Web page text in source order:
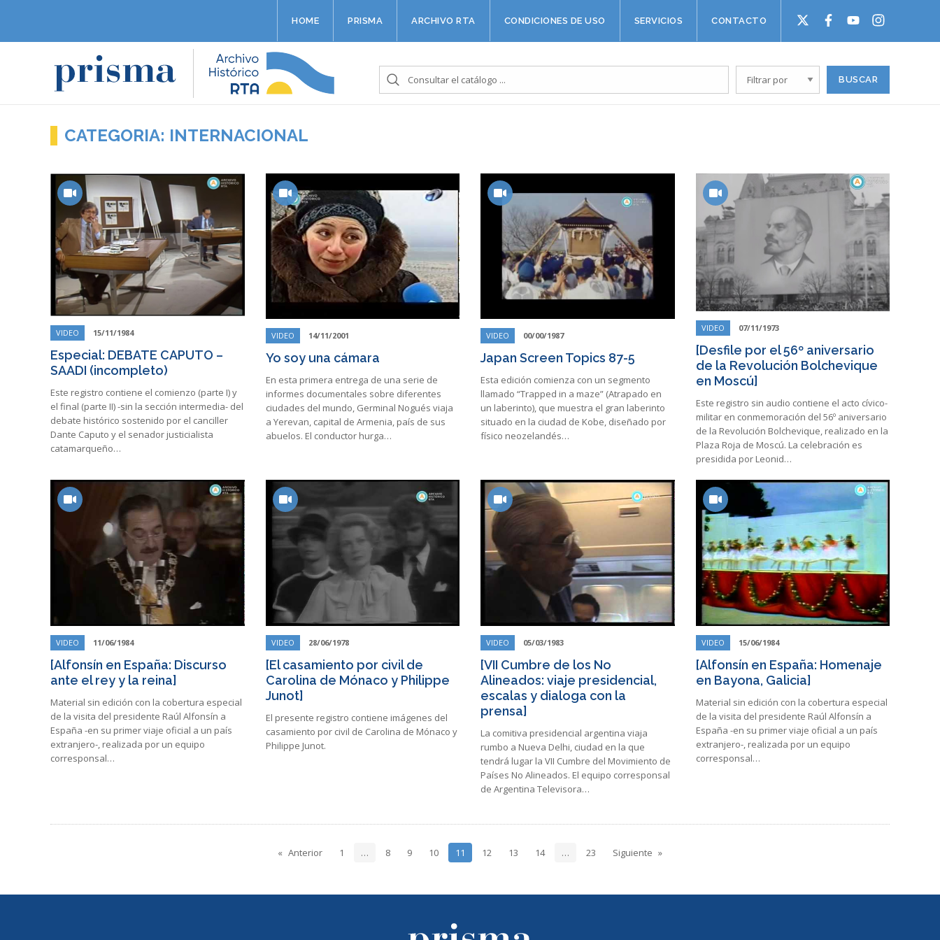
HOME PRISMA ARCHIVO RTA CONDICIONES DE USO SERVICIOS CONTACTO
CATEGORIA: INTERNACIONAL
VIDEO 15/11/1984
Especial: DEBATE CAPUTO –
SAADI (incompleto)
Este registro contiene el comienzo (parte I) y
el final (parte II) -sin la sección intermedia- del
debate histórico sostenido por el canciller
Dante Caputo y el senador justicialista
catamarqueño…
VIDEO 14/11/2001
Yo soy una cámara
En esta primera entrega de una serie de
informes documentales sobre diferentes
ciudades del mundo, Germinal Nogués viaja
a Yerevan, capital de Armenia, país de sus
abuelos. El conductor hurga…
VIDEO 00/00/1987
Japan Screen Topics 87-5
Esta edición comienza con un segmento
llamado “Trapped in a maze” (Atrapado en
un laberinto), que muestra el gran laberinto
situado en la ciudad de Kobe, diseñado por
físico neozelandés…
VIDEO 07/11/1973
[Desfile por el 56º aniversario
de la Revolución Bolchevique
en Moscú]
Este registro sin audio contiene el acto cívico-
militar en conmemoración del 56º aniversario
de la Revolución Bolchevique, realizado en la
Plaza Roja de Moscú. La celebración es
presidida por Leonid…
VIDEO 11/06/1984
[Alfonsín en España: Discurso
ante el rey y la reina]
Material sin edición con la cobertura especial
de la visita del presidente Raúl Alfonsín a
España -en su primer viaje oficial a un país
extranjero-, realizada por un equipo
corresponsal…
VIDEO 28/06/1978
[El casamiento por civil de
Carolina de Mónaco y Philippe
Junot]
El presente registro contiene imágenes del
casamiento por civil de Carolina de Mónaco y
Philippe Junot.
VIDEO 05/03/1983
[VII Cumbre de los No
Alineados: viaje presidencial,
escalas y dialoga con la
prensa]
La comitiva presidencial argentina viaja
rumbo a Nueva Delhi, ciudad en la que
tendrá lugar la VII Cumbre del Movimiento de
Países No Alineados. El equipo corresponsal
de Argentina Televisora…
VIDEO 15/06/1984
[Alfonsín en España: Homenaje
en Bayona, Galicia]
Material sin edición con la cobertura especial
de la visita del presidente Raúl Alfonsín a
España -en su primer viaje oficial a un país
extranjero-, realizada por un equipo
corresponsal…
Anterior 1 … 8 9 10 11 12 13 14 … 23 Siguiente